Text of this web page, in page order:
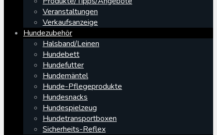
Veranstaltungen
Verkaufsanzeige
Hundezubehör
Halsband/Leinen
Hundebett
Hundefutter
Hundemäntel
Hunde-Pflegeprodukte
Hundesnacks
Hundespielzeug
Hundetransportboxen
Sicherheits-Reflex